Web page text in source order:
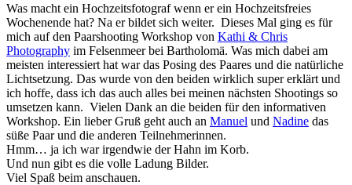
Was macht ein Hochzeitsfotograf wenn er ein Hochzeitsfreies
Wochenende hat? Na er bildet sich weiter. Dieses Mal ging es für
mich auf den Paarshooting Workshop von Kathi & Chris
Photography im Felsenmeer bei Bartholomä. Was mich dabei am
meisten interessiert hat war das Posing des Paares und die natürliche
Lichtsetzung. Das wurde von den beiden wirklich super erklärt und
ich hoffe, dass ich das auch alles bei meinen nächsten Shootings so
umsetzen kann. Vielen Dank an die beiden für den informativen
Workshop. Ein lieber Gruß geht auch an Manuel und Nadine das
süße Paar und die anderen Teilnehmerinnen.
Hmm… ja ich war irgendwie der Hahn im Korb.
Und nun gibt es die volle Ladung Bilder.
Viel Spaß beim anschauen.